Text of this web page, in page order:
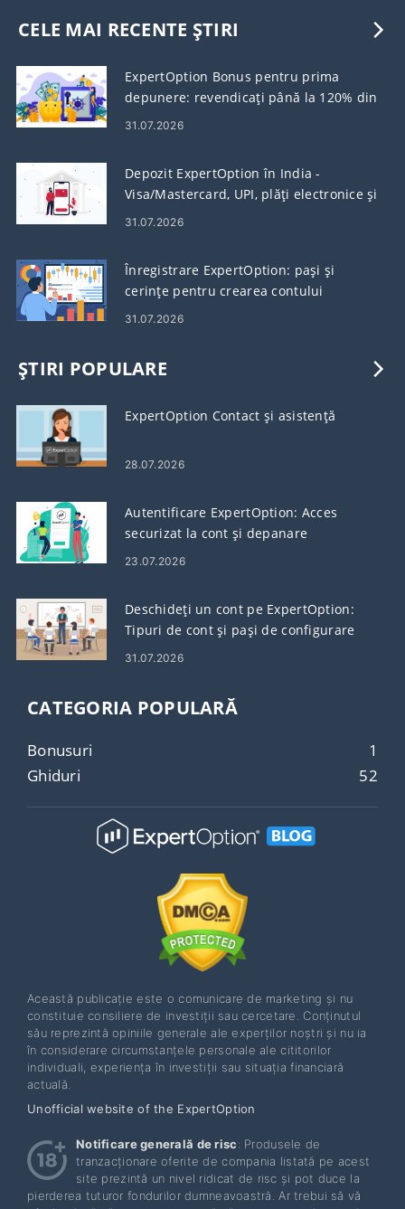
CELE MAI RECENTE ȘTIRI
ExpertOption Bonus pentru prima
depunere: revendicați până la 120% din
depozitul dvs
31.07.2026
Depozit ExpertOption în India -
Visa/Mastercard, UPI, plăți electronice și
Crypto
31.07.2026
Înregistrare ExpertOption: pași și
cerințe pentru crearea contului
31.07.2026
ȘTIRI POPULARE
ExpertOption Contact și asistență
28.07.2026
Autentificare ExpertOption: Acces
securizat la cont și depanare
23.07.2026
Deschideți un cont pe ExpertOption:
Tipuri de cont și pași de configurare
31.07.2026
CATEGORIA POPULARĂ
Bonusuri
1
Ghiduri
52
Această publicație este o comunicare de marketing și nu
constituie consiliere de investiții sau cercetare. Conținutul
său reprezintă opiniile generale ale experților noștri și nu ia
în considerare circumstanțele personale ale cititorilor
individuali, experiența în investiții sau situația financiară
actuală.
Unofficial website of the ExpertOption
Notificare generală de risc: Produsele de
tranzacționare oferite de compania listată pe acest
site prezintă un nivel ridicat de risc și pot duce la
pierderea tuturor fondurilor dumneavoastră. Ar trebui să vă